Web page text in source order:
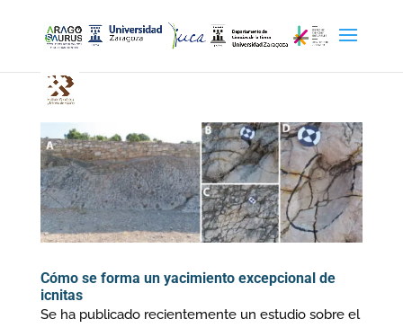
Cómo se forma un yacimiento excepcional de
icnitas
Se ha publicado recientemente un estudio sobre el